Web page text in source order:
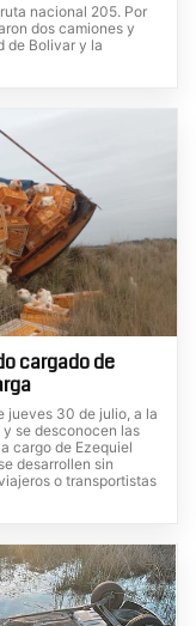
nacional 205. Por
dos camiones y
de Bolivar y la
cargado de
jueves 30 de julio, a la
se desconocen las
cargo de Ezequiel
desarrollen sin
o transportistas